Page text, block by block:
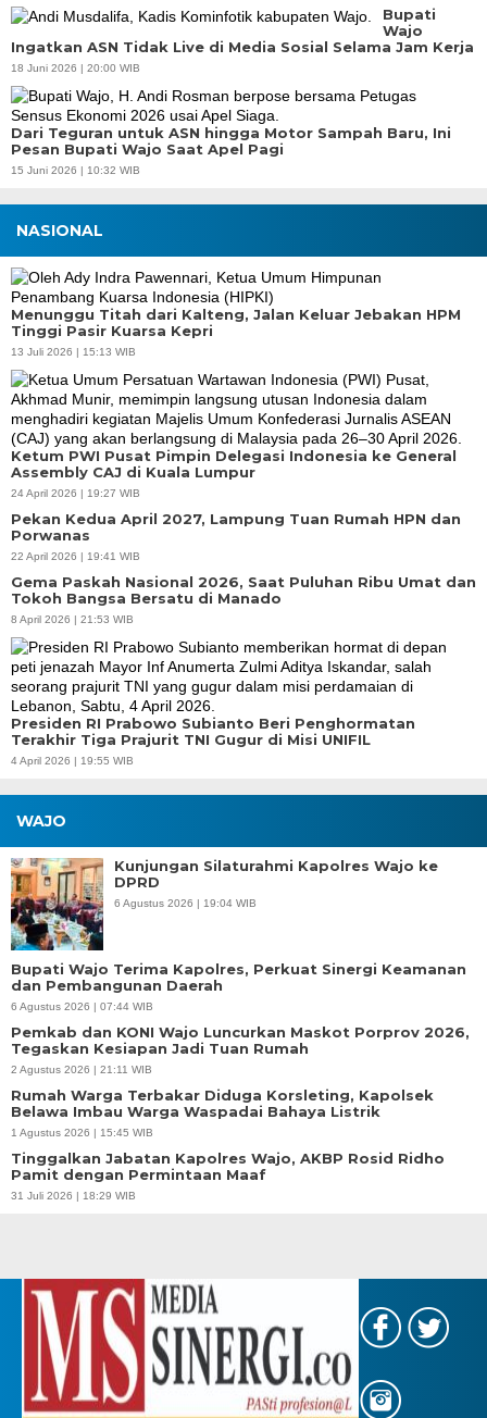
Bupati
Wajo
Ingatkan ASN Tidak Live di Media Sosial Selama Jam Kerja
18 Juni 2026 | 20:00 WIB
Dari Teguran untuk ASN hingga Motor Sampah Baru, Ini
Pesan Bupati Wajo Saat Apel Pagi
15 Juni 2026 | 10:32 WIB
NASIONAL
Menunggu Titah dari Kalteng, Jalan Keluar Jebakan HPM
Tinggi Pasir Kuarsa Kepri
13 Juli 2026 | 15:13 WIB
Ketum PWI Pusat Pimpin Delegasi Indonesia ke General
Assembly CAJ di Kuala Lumpur
24 April 2026 | 19:27 WIB
Pekan Kedua April 2027, Lampung Tuan Rumah HPN dan
Porwanas
22 April 2026 | 19:41 WIB
Gema Paskah Nasional 2026, Saat Puluhan Ribu Umat dan
Tokoh Bangsa Bersatu di Manado
8 April 2026 | 21:53 WIB
Presiden RI Prabowo Subianto Beri Penghormatan
Terakhir Tiga Prajurit TNI Gugur di Misi UNIFIL
4 April 2026 | 19:55 WIB
WAJO
Kunjungan Silaturahmi Kapolres Wajo ke
DPRD
6 Agustus 2026 | 19:04 WIB
Bupati Wajo Terima Kapolres, Perkuat Sinergi Keamanan
dan Pembangunan Daerah
6 Agustus 2026 | 07:44 WIB
Pemkab dan KONI Wajo Luncurkan Maskot Porprov 2026,
Tegaskan Kesiapan Jadi Tuan Rumah
2 Agustus 2026 | 21:11 WIB
Rumah Warga Terbakar Diduga Korsleting, Kapolsek
Belawa Imbau Warga Waspadai Bahaya Listrik
1 Agustus 2026 | 15:45 WIB
Tinggalkan Jabatan Kapolres Wajo, AKBP Rosid Ridho
Pamit dengan Permintaan Maaf
31 Juli 2026 | 18:29 WIB